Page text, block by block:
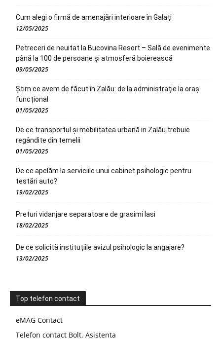
Cum alegi o firmă de amenajări interioare în Galați
12/05/2025
Petreceri de neuitat la Bucovina Resort – Sală de evenimente
până la 100 de persoane și atmosferă boierească
09/05/2025
Știm ce avem de făcut în Zalău: de la administrație la oraș
funcțional
01/05/2025
De ce transportul și mobilitatea urbană in Zalău trebuie
regândite din temelii
01/05/2025
De ce apelăm la serviciile unui cabinet psihologic pentru
testări auto?
19/02/2025
Preturi vidanjare separatoare de grasimi Iasi
18/02/2025
De ce solicită instituțiile avizul psihologic la angajare?
13/02/2025
Top telefon contact
eMAG Contact
Telefon contact Bolt. Asistenta